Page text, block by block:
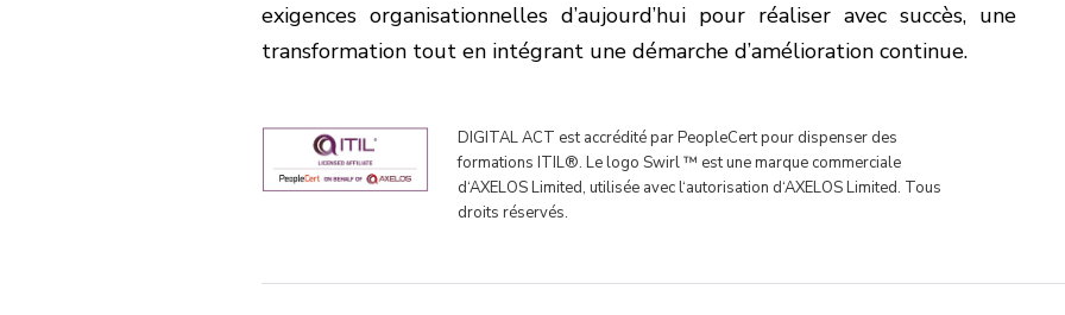
exigences organisationnelles d’aujourd’hui pour réaliser avec succès, une
transformation tout en intégrant une démarche d’amélioration continue.
DIGITAL ACT est accrédité par PeopleCert pour dispenser des
formations ITIL®. Le logo Swirl ™ est une marque commerciale
d‘AXELOS Limited, utilisée avec l‘autorisation d‘AXELOS Limited. Tous
droits réservés.